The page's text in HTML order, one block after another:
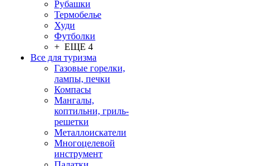
Рубашки
Термобелье
Худи
Футболки
+ ЕЩЕ 4
Все для туризма
Газовые горелки,
лампы, печки
Компасы
Мангалы,
коптильни, гриль-
решетки
Металлоискатели
Многоцелевой
инструмент